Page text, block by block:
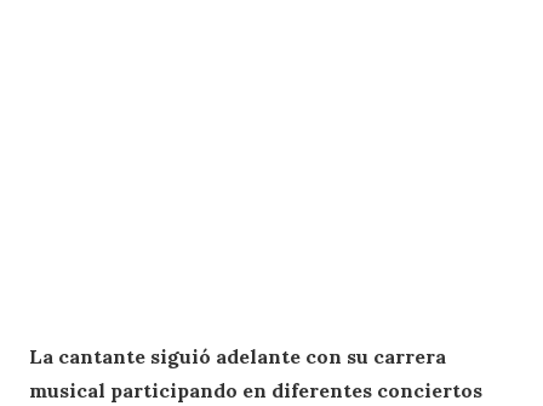
La cantante siguió adelante con su carrera
musical participando en diferentes conciertos